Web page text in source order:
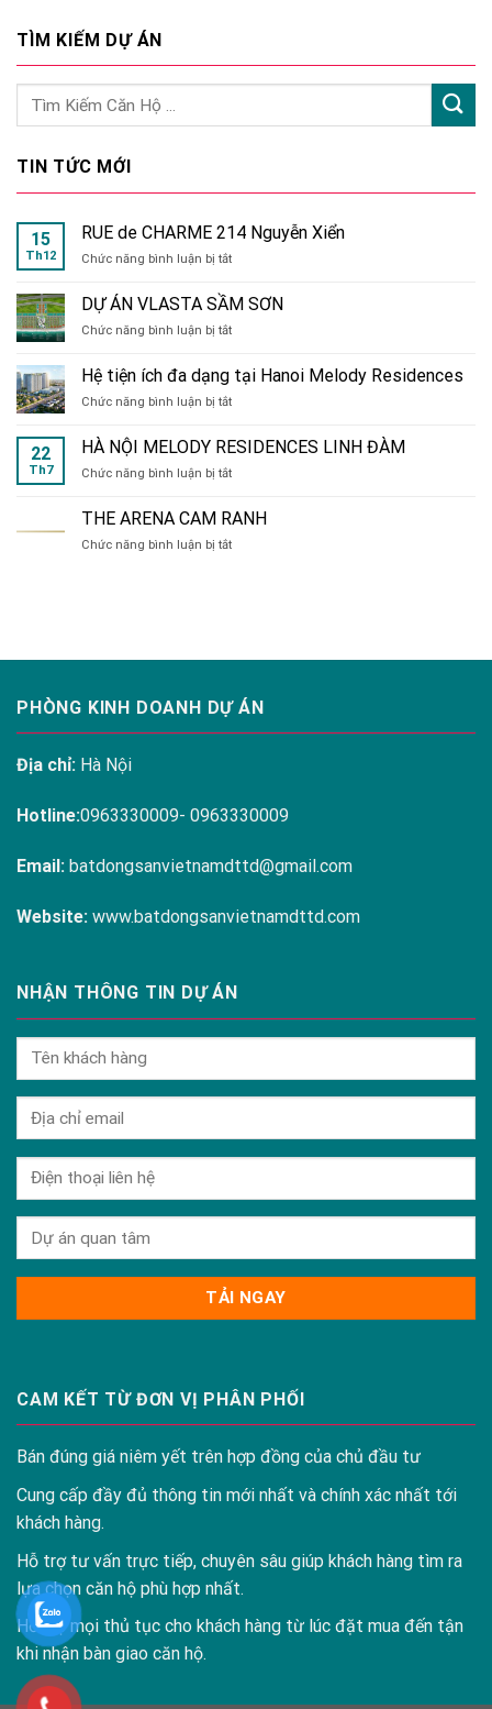
TÌM KIẾM DỰ ÁN
TIN TỨC MỚI
15
Th12
RUE de CHARME 214 Nguyễn Xiển
Chức năng bình luận bị tắtở
de
CHARME
214
Xiển
DỰ ÁN VLASTA SẦM SƠN
Chức năng bình luận bị tắtở
VLASTA
SẦM
Hệ tiện ích đa dạng tại Hanoi Melody Residences
Chức năng bình luận bị tắtở
tiện
ích
đa
tại
Melody
22
Th7
HÀ NỘI MELODY RESIDENCES LINH ĐÀM
Chức năng bình luận bị tắtở
NỘI
MELODY
RESIDENCES
THE ARENA CAM RANH
Chức năng bình luận bị tắtở
PHÒNG KINH DOANH DỰ ÁN
Địa chỉ: Hà Nội
Hotline:0963330009- 0963330009
Email: batdongsanvietnamdttd@gmail.com
Website: www.batdongsanvietnamdttd.com
NHẬN THÔNG TIN DỰ ÁN
CAM KẾT TỪ ĐƠN VỊ PHÂN PHỐI
Bán đúng giá niêm yết trên hợp đồng của chủ đầu tư
Cung cấp đầy đủ thông tin mới nhất và chính xác nhất tới
khách hàng.
Hỗ trợ tư vấn trực tiếp, chuyên sâu giúp khách hàng tìm ra
lựa chọn căn hộ phù hợp nhất.
Hỗ trợ mọi thủ tục cho khách hàng từ lúc đặt mua đến tận
khi nhận bàn giao căn hộ.